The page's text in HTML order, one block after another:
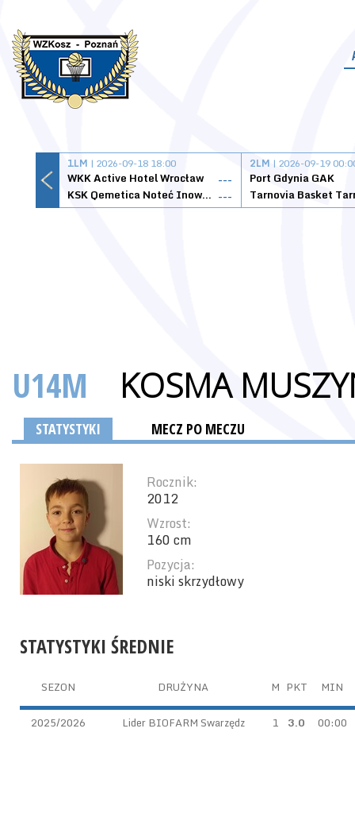
1LM | 2026-09-18 18:00
WKK Active Hotel Wrocław
---
KSK Qemetica Noteć Inowrocław ---
2LM | 2026-09-19
Port Gdynia GAK
U14M KOSMA
STATYSTYKI MECZ PO MECZU
Rocznik:
2012
Wzrost:
160 cm
Pozycja:
niski skrzydłowy
STATYSTYKI ŚREDNIE
SEZON DRUŻYNA M PKT MIN
2025/2026 Lider BIOFARM Swarzędz 1 3.0 00:00